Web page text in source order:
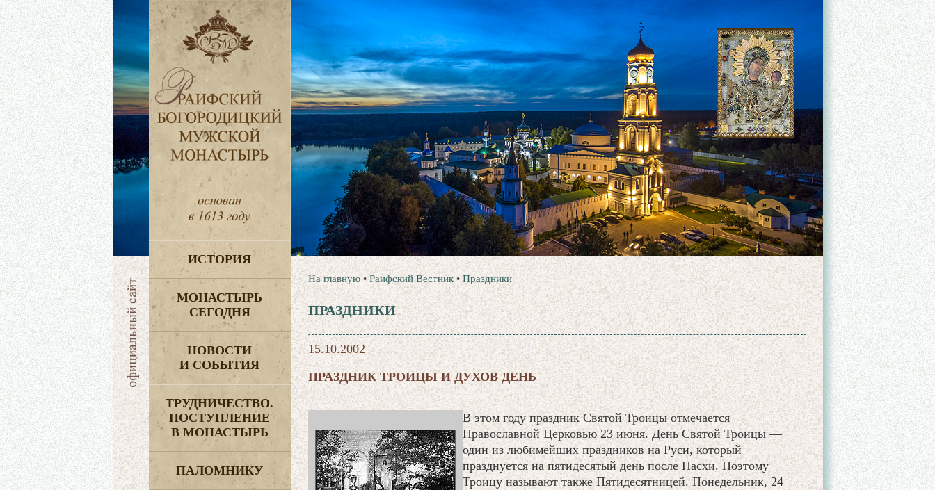
ИСТОРИЯ
МОНАСТЫРЬ
СЕГОДНЯ
НОВОСТИ
И СОБЫТИЯ
ТРУДНИЧЕСТВО.
ПОСТУПЛЕНИЕ
В МОНАСТЫРЬ
ПАЛОМНИКУ
На главную •Раифский Вестник •Праздники
ПРАЗДНИКИ
15.10.2002
ПРАЗДНИК ТРОИЦЫ И ДУХОВ ДЕНЬ
В этом году праздник Святой Троицы отмечается
Православной Церковью 23 июня. День Святой Троицы —
один из любимейших праздников на Руси, который
празднуется на пятидесятый день после Пасхи. Поэтому
Троицу называют также Пятидесятницей. Понедельник, 24